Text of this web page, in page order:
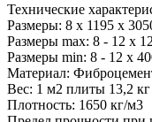
Технические
Размеры: 8 х 1195 х
Размеры max: 8 - 12 х
Размеры min: 8 - 12 х
Материал:
Вес: 1 м2 плиты 13,2 кг
Плотность: 1650 кг/м3